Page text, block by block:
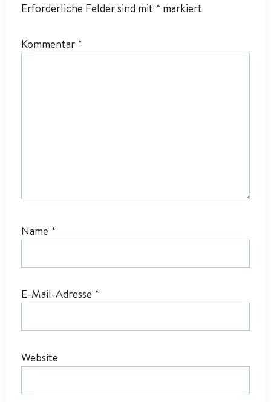
Erforderliche Felder sind mit * markiert
Kommentar *
Name *
E-Mail-Adresse *
Website